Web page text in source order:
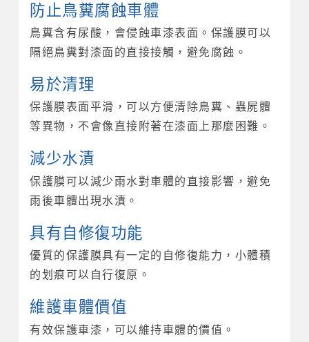
防止鳥糞腐蝕車體
鳥糞含有尿酸，會侵蝕車漆表面。保護膜可以
隔絕鳥糞對漆面的直接接觸，避免腐蝕。
易於清理
保護膜表面平滑，可以方便清除鳥糞、蟲屍體
等異物，不會像直接附著在漆面上那麼困難。
減少水漬
保護膜可以減少雨水對車體的直接影響，避免
雨後車體出現水漬。
具有自修復功能
優質的保護膜具有一定的自修復能力，小體積
的划痕可以自行復原。
維護車體價值
有效保護車漆，可以維持車體的價值。